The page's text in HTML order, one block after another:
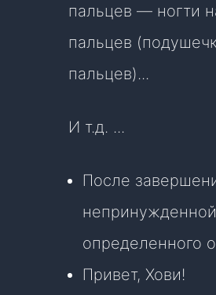
пальцев — ногти
пальцев
пальцев)...
И т.д. ...
После
определенного
Привет, Хови!